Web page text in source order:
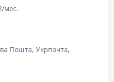
мес.
Пошта, Укрпочта,